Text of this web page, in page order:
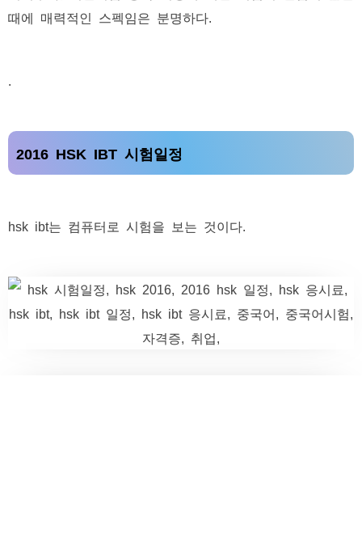
때에 매력적인 스펙임은 분명하다.
2016 HSK IBT 시험일정
hsk ibt는 컴퓨터로 시험을 보는 것이다.